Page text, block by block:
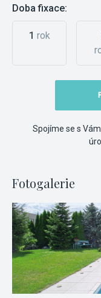
Doba fixace:
1 rok
Spojíme se s
Fotogalerie